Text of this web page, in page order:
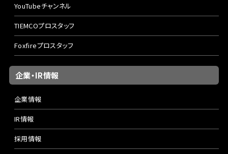
YouTubeチャンネル
TIEMCOプロスタッフ
Foxfireプロスタッフ
企業・IR情報
企業情報
IR情報
採用情報